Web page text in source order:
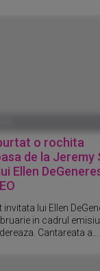
o rochita
de la Jeremy
Ellen
lui Ellen
in cadrul
Cantareata a...